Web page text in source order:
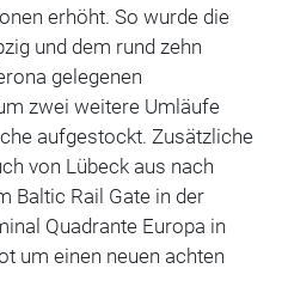
erhöht. So wurde die
und dem rund zehn
gelegenen
zwei weitere Umläufe
aufgestockt. Zusätzliche
von Lübeck aus nach
Baltic Rail Gate in der
Quadrante Europa in
um einen neuen achten